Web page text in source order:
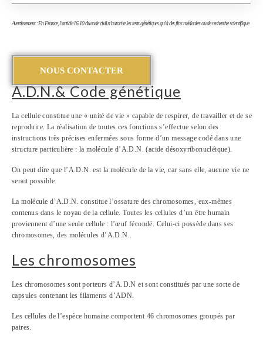
Avertissement : En France, l’article 16.10 du code civil n’autorise les tests génétiques qu’à des fins médicales ou de recherche scientifique.
NOUS CONTACTER
A.D.N.& Code génétique
La cellule constitue une « unité de vie » capable de respirer, de travailler et de se
reproduire. La réalisation de toutes ces fonctions s’effectue selon des
instructions très précises enfermées sous forme d’un message codé dans une
structure particulière : la molécule d’A.D.N. (acide désoxyribonucléique).
On peut dire que l’A.D.N. est la molécule de la vie, car sans elle, aucune vie ne
serait possible.
La molécule d’A.D.N. constitue l’ossature des chromosomes, eux-mêmes
contenus dans le noyau de la cellule. Toutes les cellules d’un être humain
proviennent d’une seule cellule : l’œuf fécondé. Celui-ci possède dans ses
chromosomes, des molécules d’A.D.N..
Les chromosomes
Les chromosomes sont porteurs d’A.D.N et sont constitués par une sorte de
capsules contenant les filaments d’ADN.
Les cellules de l’espèce humaine comportent 46 chromosomes groupés par
paires.